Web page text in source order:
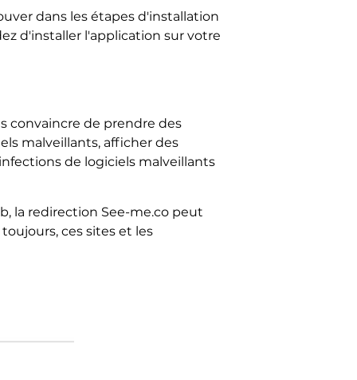
dans les étapes d'installation
d'installer l'application sur votre
convaincre de prendre des
malveillants, afficher des
de logiciels malveillants
la redirection See-me.co peut
ces sites et les